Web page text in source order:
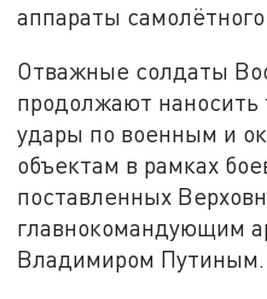
аппараты
Отважные солдаты
продолжают
удары по военным и
объектам в рамках
поставленных
главнокомандующим
Владимиром Путиным.